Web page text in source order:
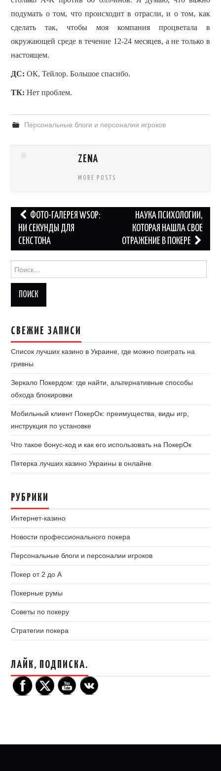
подумать о том, что происходит в отрасли, и о том, как
сделать так, чтобы моя компания процветала в
окружающей среде в течение 12-24 месяцев, а не только в
настоящем.
ДС: ОК, Тейлор. Большое спасибо.
ТК: Нет проблем.
Персональные блоги и персоналии игроков
ZENA
MORE POSTS
Навигация
по
записям
ФОТО-ГАЛЕРЕЯ WSOP:
НИ СЕКУНДЫ ДЛЯ
СЕКСТОНА
НАУКА ПСИХОЛОГИИ,
КОТОРАЯ НАШЛА СВОЕ
ОТРАЖЕНИЕ В ПОКЕРЕ
СВЕЖИЕ ЗАПИСИ
Список лучших казино в Украине, где можно поиграть на
гривны
Зеркало Покердом: где найти, альтернативные способы
обхода блокировки
Мобильный клиент ПокерОк: преимущества, виды игр,
инструкция по установке
Что такое бонус-код и как его использовать на ПокерОк
Пятерка лучших казино Украины в онлайне
РУБРИКИ
Интернет-казино
Новости профессионального покера
Персональные блоги и персоналии игроков
Покер от 2 до А
Покерные румы
Советы по покеру
Стратегии покера
ЛАЙК, ПОДПИСКА.